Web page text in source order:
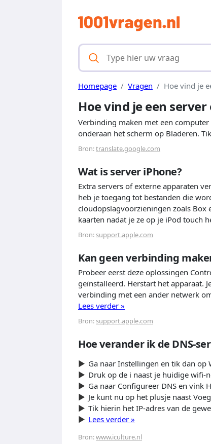
Homepage Vragen Hoe vind je
Hoe vind je een server
Verbinding maken met een
onderaan het scherm op Bladeren.
Bron:translate.google.com
Wat is server iPhone?
Extra servers of externe apparaten
heb je toegang tot bestanden die
cloudopslagvoorzieningen zoals Box
kaarten nadat je ze op je iPod touch
Bron:support.apple.com
Kan geen verbinding
Probeer eerst deze oplossingen
geïnstalleerd. Herstart het apparaat.
verbinding met een ander netwerk
Lees verder »
Bron:support.apple.com
Hoe verander ik de DNS-
Ga naar Instellingen en tik dan op
Druk op de i naast je huidige wifi-
Ga naar Configureer DNS en vink
Je kunt nu op het plusje naast
Tik hierin het IP-adres van de
Lees verder »
Bron:www.iculture.nl